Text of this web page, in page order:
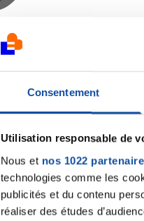
Consentement
Utilisation responsable de
Nous et nos 1022
technologies comme les
publicités et du contenu
réaliser des études